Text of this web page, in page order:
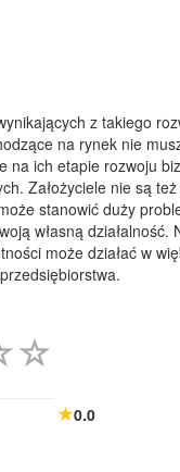
z takiego
na rynek nie
na ich etapie rozwoju
Założyciele nie są
stanowić duży
własną działalność.
może działać w
0.0